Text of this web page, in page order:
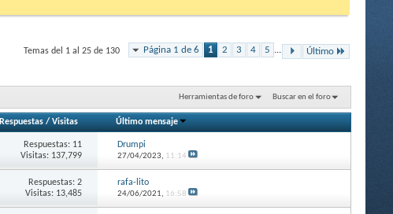
Página 1 de 6 1 2 3 4 5 ... Último
Temas del 1 al 25 de 130
Herramientas de foro Buscar en el foro
Respuestas /Visitas Último mensaje
Respuestas: 11
Visitas: 137,799
Drumpi
27/04/2023, 11:14
Respuestas: 2
Visitas: 13,485
rafa-lito
24/06/2021, 16:58